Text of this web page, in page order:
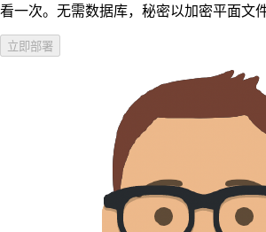
看一次。无需数据库，秘密以加密平面文件
立即部署